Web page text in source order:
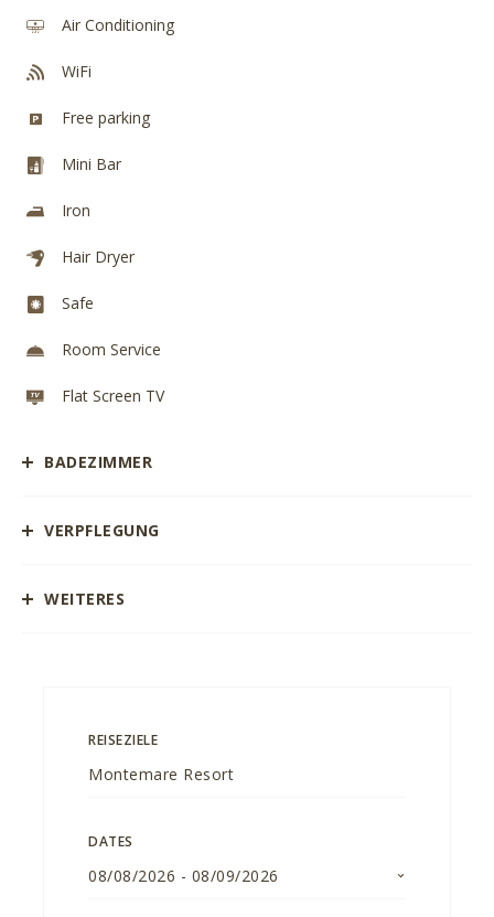
Air Conditioning
WiFi
Free parking
Mini Bar
Iron
Hair Dryer
Safe
Room Service
Flat Screen TV
BADEZIMMER
VERPFLEGUNG
WEITERES
REISEZIELE
DATES
08/08/2026 - 08/09/2026